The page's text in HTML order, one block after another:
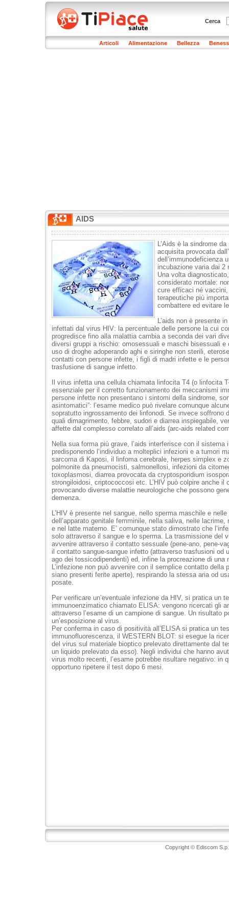
Cerca
Articoli Alimentazione Bellezza
AIDS
L’Aids è la sindrome
acquisita provocata
dell’immunodeficienza
incubazione varia dai 2
Una volta
considerato mortale:
cure efficaci né
terapeutiche più
combattere ed evitare
L’aids non è presente
infettati dal virus HIV: la percentuale delle persone la cui
progredisce fino alla malattia cambia a seconda dei vari
diversi gruppi a rischio: omosessuali e maschi bisessuali e
uso di droghe adoperando aghi e siringhe non sterili,
contatti con persone infette, i figli di madri infette e le
trasfusione di sangue infetto.
Il virus infetta una cellula chiamata linfocita T4 (o linfocita
essenziale per il corretto funzionamento dei meccanismi
persone infette non presentano i sintomi della sindrome,
asintomatici”: l’esame medico può rivelare comunque
sopratutto ingrossamento dei linfonodi. Se invece soffrono
quali dimagrimento, febbre, sudori e diarrea inspiegabile,
affette dal complesso correlato all’aids (arc-aids related
Nella sua forma più grave, l’aids interferisce con il sistema
predisponendo l’individuo a molteplici infezioni e a tumori
sarcoma di Kaposi, il linfoma cerebrale, herpes simplex e
polmonite da pneumocisti, salmonellosi, infezioni da
toxoplasmosi, diarrea provocata da cryptosporidium
strongiloidosi, criptococcosi etc. L’HIV può colpire anche il
provocando diverse malattie neurologiche che possono
demenza.
L’HIV è presente nel sangue, nello sperma maschile e
dell’apparato genitale femminile, nella saliva, nelle
e nel latte materno. E’ comunque stato dimostrato che
solo attraverso il sangue e lo sperma. La trasmissione del
avvenire attraverso il contatto sessuale (pene-ano, pene-
il contatto sangue-sangue infetto (attraverso trasfusioni od
ago dei tossicodipendenti) ed, infine la procreazione di una
L’infezione non può avvenire con il semplice contatto della
siano presenti ferite aperte), respirando la stessa aria od
posate.
Per verificare un’eventuale infezione da HIV, si pratica un
immunoenzimatico chiamato ELISA: vengono ricercati gli
attraverso l’esame di un campione di sangue. Un risultato
un’esposizione al virus.
Per conferma in caso di positività all’ELISA si pratica un
immunofluorescenza, il WESTERN BLOT: si esegue la
del virus sul materiale bioptico prelevato direttamente dal
un liquido prelevato da esso). Negli individui che hanno
virus molto recenti, l’esame potrebbe risultare negativo: in
opportuno ripetere il test dopo 6 mesi.
Copyright © Ediscom